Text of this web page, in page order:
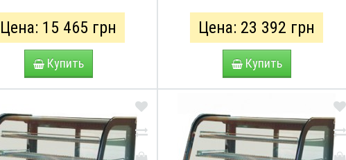
Цена: 15 465 грн
Купить
Цена: 23 392 грн
Купить
ПРОСМОТРЕТЬ